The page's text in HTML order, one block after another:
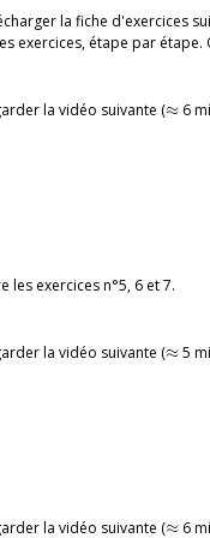
la fiche d'exercices
exercices, étape par
la vidéo suivante (≈
≈6
les exercices n°5, 6 et 7.
la vidéo suivante (≈
≈5
la vidéo suivante (≈
≈6